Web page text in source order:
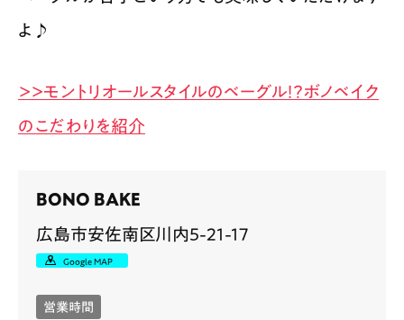
よ♪
＞＞モントリオールスタイルのベーグル！？ボノベイク
のこだわりを紹介
BONO BAKE
広島市安佐南区川内5-21-17
Google MAP
営業時間